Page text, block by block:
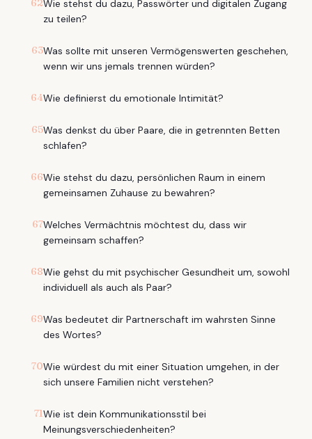
62Wie stehst du dazu, Passwörter und digitalen Zugang
zu teilen?
63Was sollte mit unseren Vermögenswerten geschehen,
wenn wir uns jemals trennen würden?
64Wie definierst du emotionale Intimität?
65Was denkst du über Paare, die in getrennten Betten
schlafen?
66Wie stehst du dazu, persönlichen Raum in einem
gemeinsamen Zuhause zu bewahren?
67Welches Vermächtnis möchtest du, dass wir
gemeinsam schaffen?
68Wie gehst du mit psychischer Gesundheit um, sowohl
individuell als auch als Paar?
69Was bedeutet dir Partnerschaft im wahrsten Sinne
des Wortes?
70Wie würdest du mit einer Situation umgehen, in der
sich unsere Familien nicht verstehen?
71Wie ist dein Kommunikationsstil bei
Meinungsverschiedenheiten?